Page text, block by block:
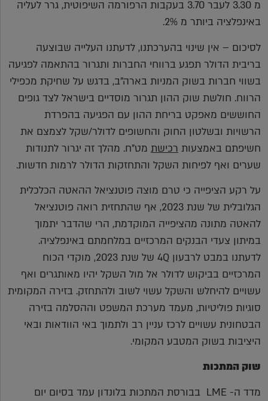
מ 3.30 לעבר 3.70 בעקבות הרפורמה השיפוטית, גרר לעליה
באינפלציה ביותר מ 2%.
לסיכום – אין שינוי בהערכתנו, לדעתנו העלייה שבוצעה
בריבית הדולר תפגע ברווחי החברות ותגרור בהתאמה לפגיעה
בשווי חברות בשוק המניות בארה"ב, בדגש על שחיקת מכפילי
הרווח. חולשת שוק ההון תגרור מוסדיים בישראל לצד גופים
החוששים מאפקט בריחת ההון עם הפגיעה בהפרדת
הרשויות ובשלטון החוק והחשופים לדולר/שקל לצמצם את
חשיפתם באמצעות רכישת מט"ח. מהלך זה יגרור לתנודות
שערים ואף לפיחות השקל והתחזקות הדולר לרמות חדשות.
על רקע הציפייה כי טרם מוצה פוטנציאל ההאטה הכלכלית
הגלובלית של שנת 2023, אף שהתחזית רואה פוטנציאל
להאטה מתונה מהציפייה המוקדמת, הרי שהדבר יתמוך
במיתון צעדי הבנקים המרכזיים במלחמתם באינפלציה.
לדעתנו במבט לרבעון 4Q של שנת 2023, מוקדי הכוח
המרכזיים בביקוש לדולר אל מול השקל יהיו מאותגרים ואף
עשויים להיחלש והשקל עשוי לשוב ולהתחזק. בזירה המקומית
סוגיות פוליטיות, מעמד מערכת המשפט וההסלמה בזירה
הבטחונית עשויים לרכז עניין רב ולתמוך באי הוודאות ובאי
היציבות בשוק המטבע המקומי.
שוק המתכות
מדד ה- LME בבורסת המתכות בלונדון עמד בסיום יום